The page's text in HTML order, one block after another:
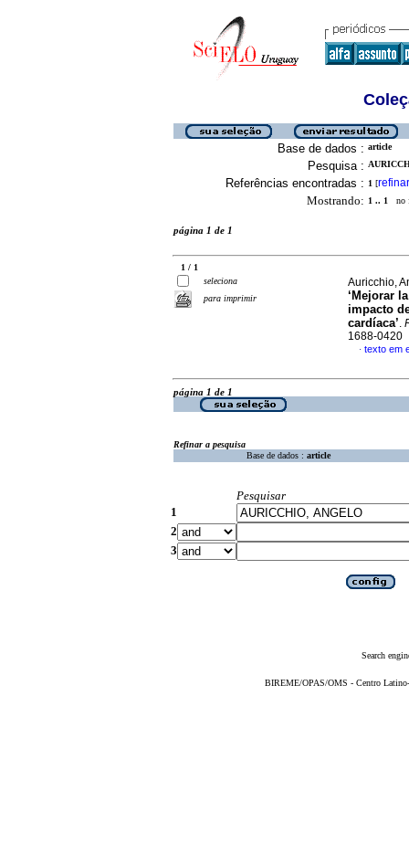
Base de dados : article
Pesquisa :
Referências encontradas : 1 [refinar
Mostrando: 1 .. 1 no
página 1 de 1
1 / 1
seleciona
para imprimir
Auricchio,
‘Mejorar
impacto
cardíaca’.
1688-0420
· texto em
página 1 de 1
Refinar a pesquisa
Base de dados : article
Pesquisar
1
2
3
Search
BIREME/OPAS/OMS - Centro Latino-